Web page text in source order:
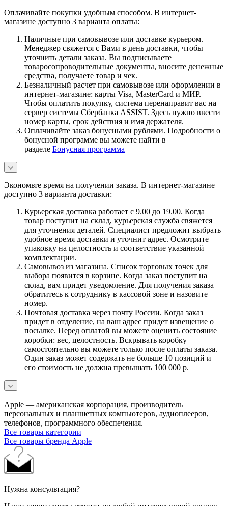
Оплачивайте покупки удобным способом. В интернет-
магазине доступно 3 варианта оплаты:
Наличные при самовывозе или доставке курьером.
Менеджер свяжется с Вами в день доставки, чтобы
уточнить детали заказа. Вы подписываете
товаросопроводительные документы, вносите денежные
средства, получаете товар и чек.
Безналичный расчет при самовывозе или оформлении в
интернет-магазине: карты Visa, MasterCard и МИР.
Чтобы оплатить покупку, система перенаправит вас на
сервер системы Сбербанка ASSIST. Здесь нужно ввести
номер карты, срок действия и имя держателя.
Оплачивайте заказ бонусными рублями. Подробности о
бонусной программе вы можете найти в
разделе Бонусная программа
Экономьте время на получении заказа. В интернет-магазине
доступно 3 варианта доставки:
Курьерская доставка работает с 9.00 до 19.00. Когда
товар поступит на склад, курьерская служба свяжется
для уточнения деталей. Специалист предложит выбрать
удобное время доставки и уточнит адрес. Осмотрите
упаковку на целостность и соответствие указанной
комплектации.
Самовывоз из магазина. Список торговых точек для
выбора появится в корзине. Когда заказ поступит на
склад, вам придет уведомление. Для получения заказа
обратитесь к сотруднику в кассовой зоне и назовите
номер.
Почтовая доставка через почту России. Когда заказ
придет в отделение, на ваш адрес придет извещение о
посылке. Перед оплатой вы можете оценить состояние
коробки: вес, целостность. Вскрывать коробку
самостоятельно вы можете только после оплаты заказа.
Один заказ может содержать не больше 10 позиций и
его стоимость не должна превышать 100 000 р.
Apple — американская корпорация, производитель
персональных и планшетных компьютеров, аудиоплееров,
телефонов, программного обеспечения.
Все товары категории
Все товары бренда Apple
Нужна консультация?